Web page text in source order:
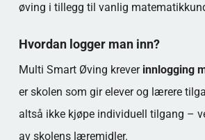
øving i tillegg til vanlig
Hvordan logger man inn?
Multi Smart Øving krever innlogging
er skolen som gir elever og lærere
altså ikke kjøpe individuell tilgang –
av skolens læremidler.